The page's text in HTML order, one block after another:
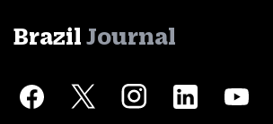
Brazil Journal